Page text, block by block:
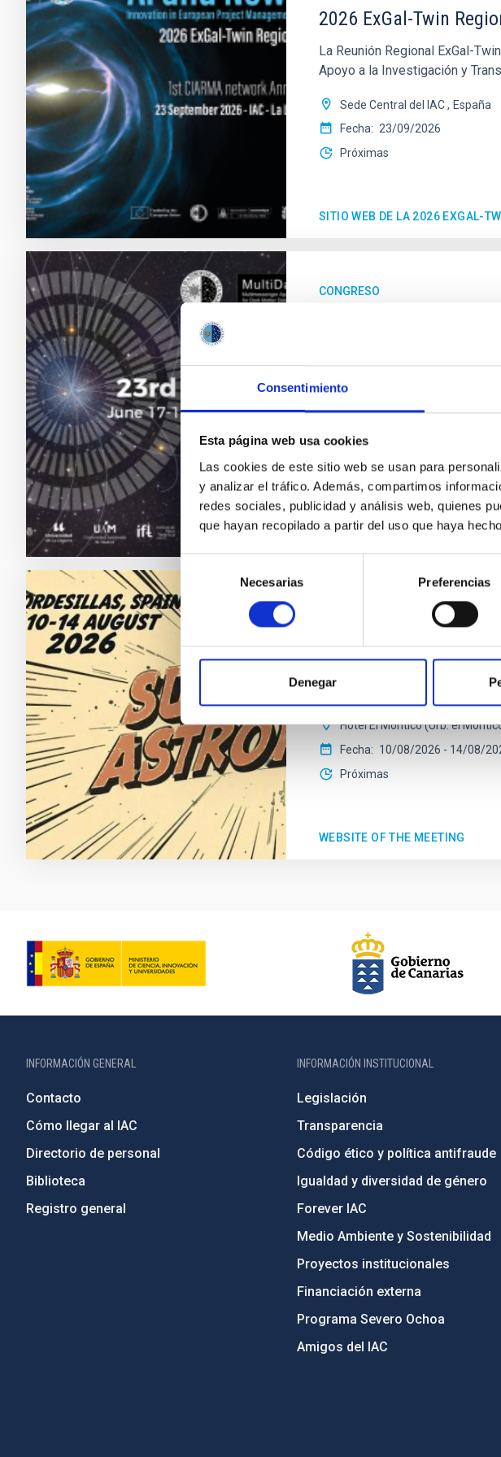
Consentimiento
Esta página web usa cookies
Las cookies de este sitio web se usan para
y analizar el tráfico. Además, compartimos
redes sociales, publicidad y análisis web, quienes
que hayan recopilado a partir del uso que haya
consentimiento
Necesarias Preferencias
Denegar
2026 ExGal-Twin
La Reunión Regional ExGal-
Apoyo a la Investigación y
Sede Central del IAC
España
Fecha
23/09/2026
Próximas
SITIO WEB DE LA 2026 EXGAL-
CONGRESO
MultiDark es una Red
"Salón de actos" del "Museo
Fecha
Anteriores
SITIO WEB DE LA 23A REUNIÓN
Nos complace anunciar la
agosto cerca de la histórica
Hotel El Montico (Urb. el
Fecha
10/08/2026 - 14/08/
Próximas
WEBSITE OF THE MEETING
INFORMACIÓN GENERAL
Contacto
Cómo llegar al IAC
Directorio de personal
Biblioteca
Registro general
INFORMACIÓN INSTITUCIONAL
Legislación
Transparencia
Código ético y política antifraude
Igualdad y diversidad de género
Forever IAC
Medio Ambiente y Sostenibilidad
Proyectos institucionales
Financiación externa
Programa Severo Ochoa
Amigos del IAC